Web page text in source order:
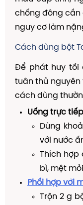
chống đông cần
nguy cơ làm
Cách dùng bột
Để phát huy tối
tuân thủ nguyên
cách dùng
Uống trực
Dùng
với nước
Thích hợp
bì, mệt
Phối hợp với
Trộn 2 g